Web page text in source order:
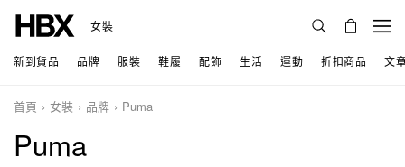
女裝
新到貨品 品牌 服裝 鞋履 配飾 生活 運動 折扣商品 文
首頁 女裝 品牌 Puma
Puma